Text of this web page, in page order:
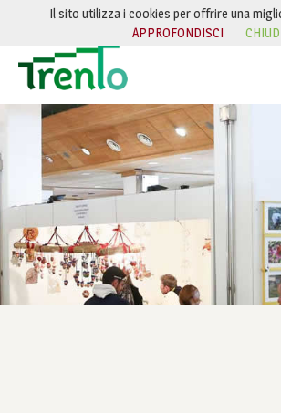
Salta al contenuto
Il sito utilizza i cookies per offrire una
APPROFONDISCI